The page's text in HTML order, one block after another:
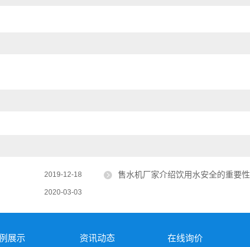
2019-12-18 售水机厂家介绍饮用水安全的重要性
2020-03-03
展示 资讯动态 在线询价